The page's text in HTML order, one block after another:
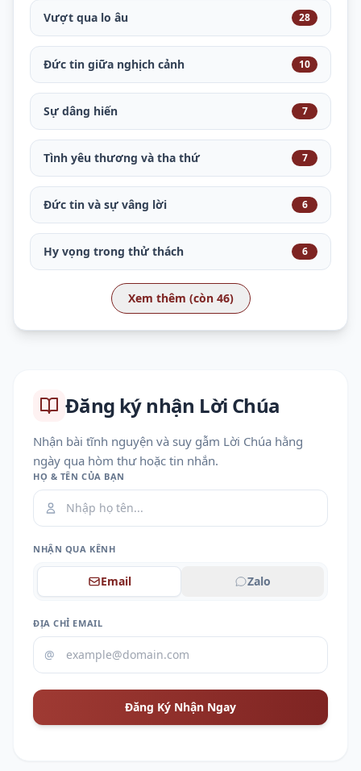
Vượt qua lo âu 28
Đức tin giữa nghịch cảnh 10
Sự dâng hiến 7
Tình yêu thương và tha thứ 7
Đức tin và sự vâng lời 6
Hy vọng trong thử thách 6
Xem thêm (còn 46)
Đăng ký nhận Lời Chúa
Nhận bài tĩnh nguyện và suy gẫm Lời Chúa hằng
ngày qua hòm thư hoặc tin nhắn.
HỌ & TÊN CỦA BẠN
NHẬN QUA KÊNH
Email Zalo
ĐỊA CHỈ EMAIL
@
Đăng Ký Nhận Ngay